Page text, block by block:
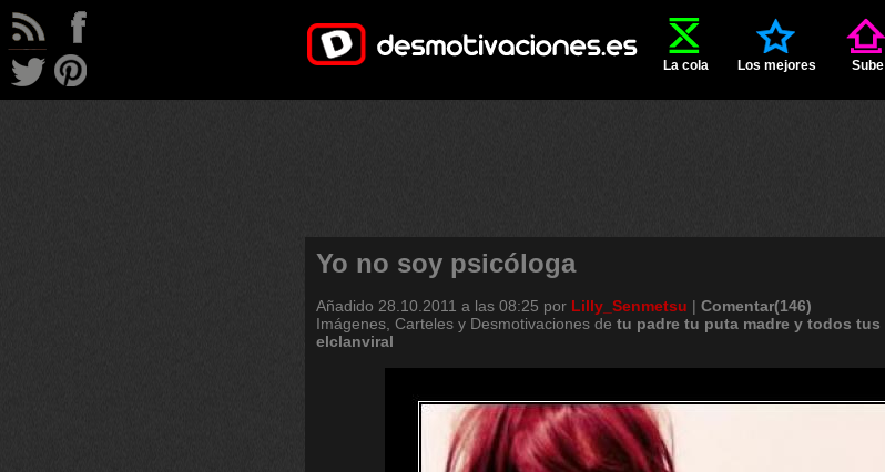
La cola Los mejores Sube
Yo no soy psicóloga
Añadido 28.10.2011 a las 08:25 por Lilly_Senmetsu | Comentar(146)
Imágenes, Carteles y Desmotivaciones de tu padre tu puta madre y todos tus
elclanviral